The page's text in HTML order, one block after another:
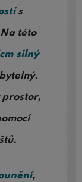
s
této
silný
prostor,
,